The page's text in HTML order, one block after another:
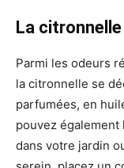
La citronnelle
Parmi les odeurs
la citronnelle se
parfumées, en
pouvez
dans votre jardin